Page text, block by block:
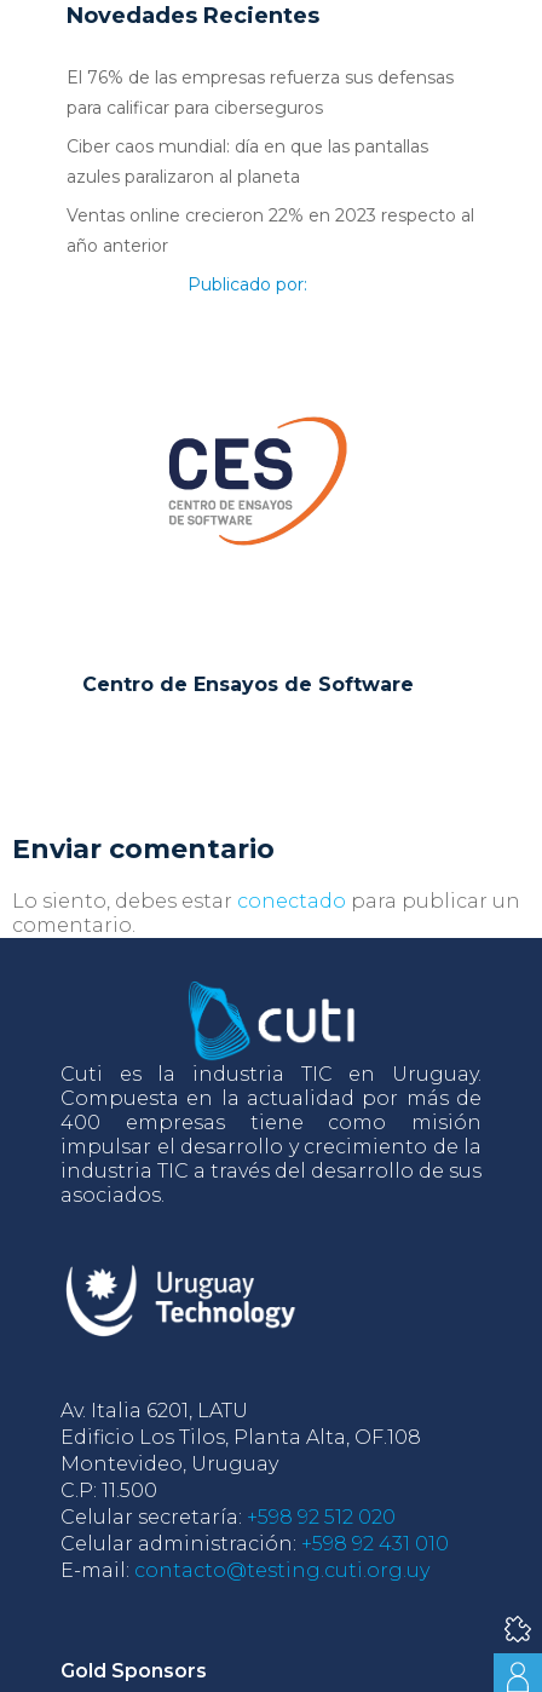
Novedades Recientes
El 76% de las empresas refuerza sus defensas
para calificar para ciberseguros
Ciber caos mundial: día en que las pantallas
azules paralizaron al planeta
Ventas online crecieron 22% en 2023 respecto al
año anterior
Publicado por:
Centro de Ensayos de Software
Enviar comentario
Lo siento, debes estar conectado para publicar un
comentario.
Cuti es la industria TIC en Uruguay.
Compuesta en la actualidad por más de
400 empresas tiene como misión
impulsar el desarrollo y crecimiento de la
industria TIC a través del desarrollo de sus
asociados.
Av. Italia 6201, LATU
Edificio Los Tilos, Planta Alta, OF.108
Montevideo, Uruguay
C.P: 11.500
Celular secretaría: +598 92 512 020
Celular administración: +598 92 431 010
E-mail: contacto@testing.cuti.org.uy
Gold Sponsors